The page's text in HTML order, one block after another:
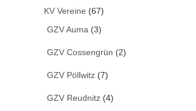
KV Vereine (67)
GZV Auma (3)
GZV Cossengrün (2)
GZV Pöllwitz (7)
GZV Reudnitz (4)